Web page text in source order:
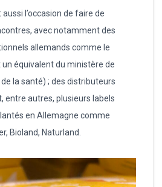
l’occasion de faire de
avec notamment des
allemands comme le
un équivalent du ministère de
la santé) ; des distributeurs
entre autres, plusieurs labels
en Allemagne comme
Bioland, Naturland.